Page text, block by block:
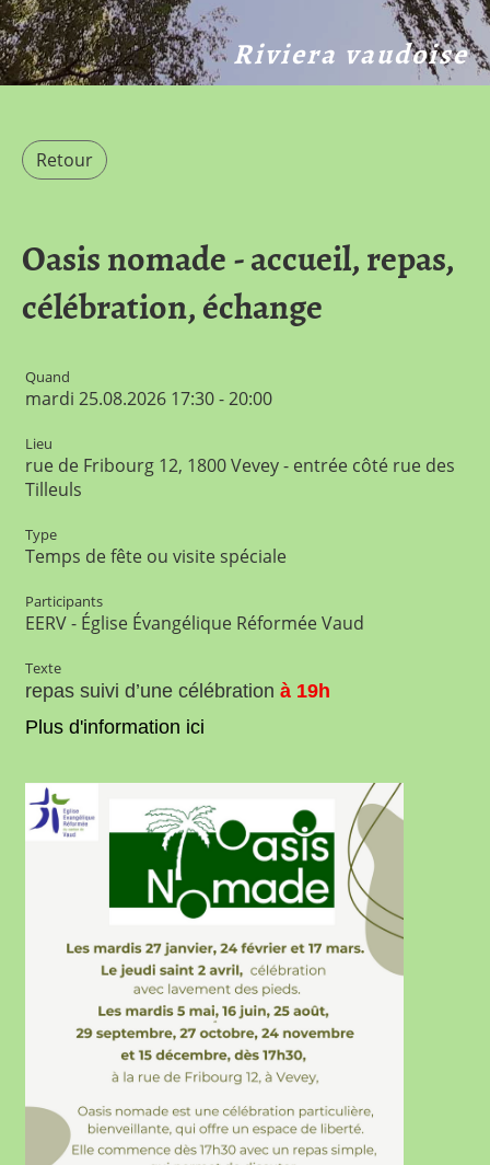
Riviera vaudoise
Retour
Oasis nomade - accueil, repas,
célébration, échange
Quand
mardi 25.08.2026 17:30 - 20:00
Lieu
rue de Fribourg 12, 1800 Vevey - entrée côté rue des
Tilleuls
Type
Temps de fête ou visite spéciale
Participants
EERV - Église Évangélique Réformée Vaud
Texte
repas suivi d’une célébration à 19h
Plus d'information ici